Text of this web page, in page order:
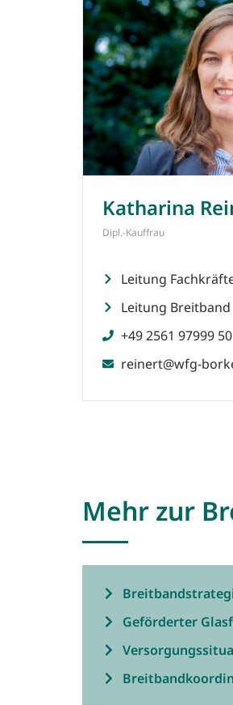
Katharina
Dipl.-Kauffrau
Leitung
Leitung Breitband
+49 2561 97999 50
reinert@wfg-
Mehr zur
Geförderter